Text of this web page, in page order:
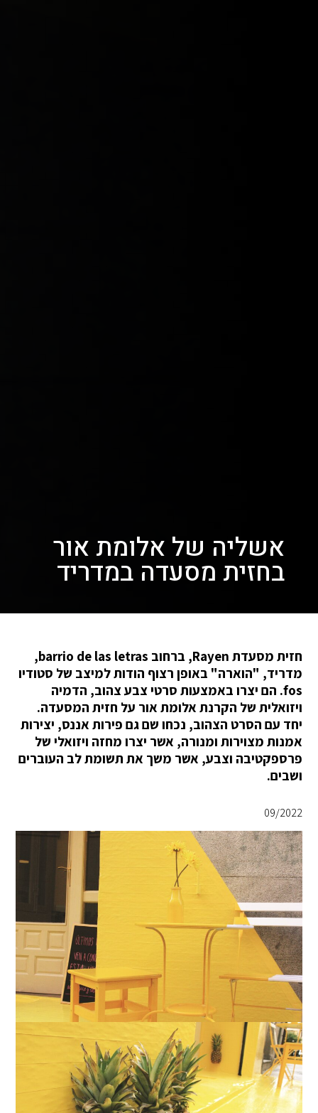
אשליה של אלומת אור
בחזית מסעדה במדריד
חזית מסעדת Rayen, ברחוב barrio de las letras,
מדריד, "הוארה" באופן רצוף הודות למיצב של סטודיו
fos. הם יצרו באמצעות סרטי צבע צהוב, הדמיה
ויזואלית של הקרנת אלומת אור על חזית המסעדה.
יחד עם הסרט הצהוב, נכחו שם גם פירות אננס, יצירות
אמנות מצוירות ומנורה, אשר יצרו מחזה ויזואלי של
פרספקטיבה וצבע, אשר משך את תשומת לב העוברים
ושבים.
09/2022